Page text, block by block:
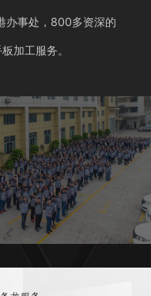
办事处，800多资深的
加工服务。